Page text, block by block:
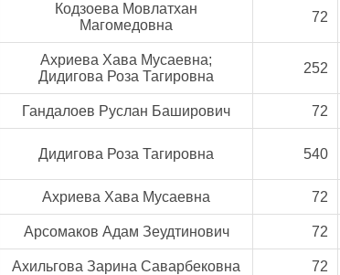
Кодзоева Мовлатхан
Магомедовна
72
Ахриева Хава Мусаевна;
Дидигова Роза Тагировна
252
Гандалоев Руслан Баширович 72
Дидигова Роза Тагировна 540
Ахриева Хава Мусаевна 72
Арсомаков Адам Зеудтинович 72
Ахильгова Зарина Саварбековна 72